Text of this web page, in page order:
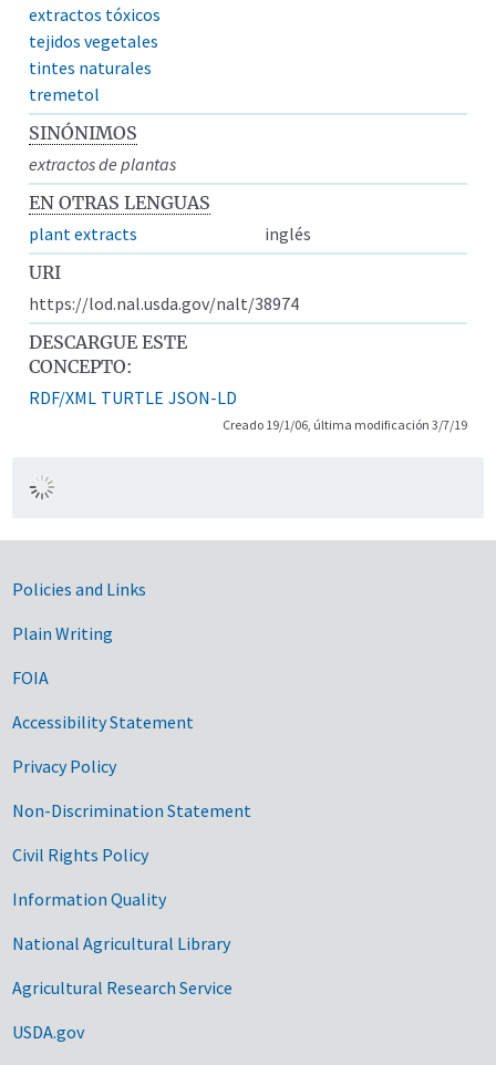
extractos tóxicos
tejidos vegetales
tintes naturales
tremetol
SINÓNIMOS
extractos de plantas
EN OTRAS LENGUAS
plant extracts
inglés
URI
https://lod.nal.usda.gov/nalt/38974
DESCARGUE ESTE
CONCEPTO:
RDF/XML TURTLE JSON-LD
Creado 19/1/06, última modificación 3/7/19
Government Links
Policies and Links
Plain Writing
FOIA
Accessibility Statement
Privacy Policy
Non-Discrimination Statement
Civil Rights Policy
Information Quality
National Agricultural Library
Agricultural Research Service
USDA.gov